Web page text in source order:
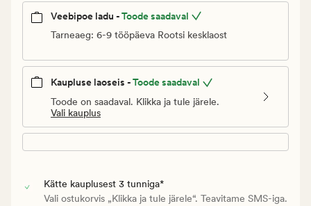
€
Veebipoe ladu -Toode saadaval
Tarneaeg: 6-9 tööpäeva Rootsi kesklaost
Kaupluse laoseis -Toode saadaval
Toode on saadaval. Klikka ja tule järele.
Vali kauplus
Kätte kauplusest 3 tunniga*
Vali ostukorvis „Klikka ja tule järele“. Teavitame SMS-iga.